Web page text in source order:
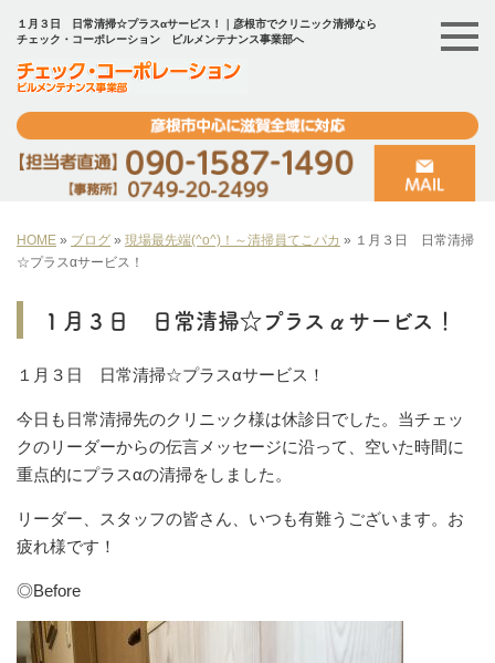
１月３日 日常清掃☆プラスαサービス！｜彦根市でクリニック清掃なら
チェック・コーポレーション ビルメンテナンス事業部へ
HOME » ブログ » 現場最先端(^o^)！～清掃員てこパカ » １月３日 日常清掃
☆プラスαサービス！
１月３日 日常清掃☆プラスαサービス！
１月３日 日常清掃☆プラスαサービス！
今日も日常清掃先のクリニック様は休診日でした。当チェッ
クのリーダーからの伝言メッセージに沿って、空いた時間に
重点的にプラスαの清掃をしました。
リーダー、スタッフの皆さん、いつも有難うございます。お
疲れ様です！
◎Before